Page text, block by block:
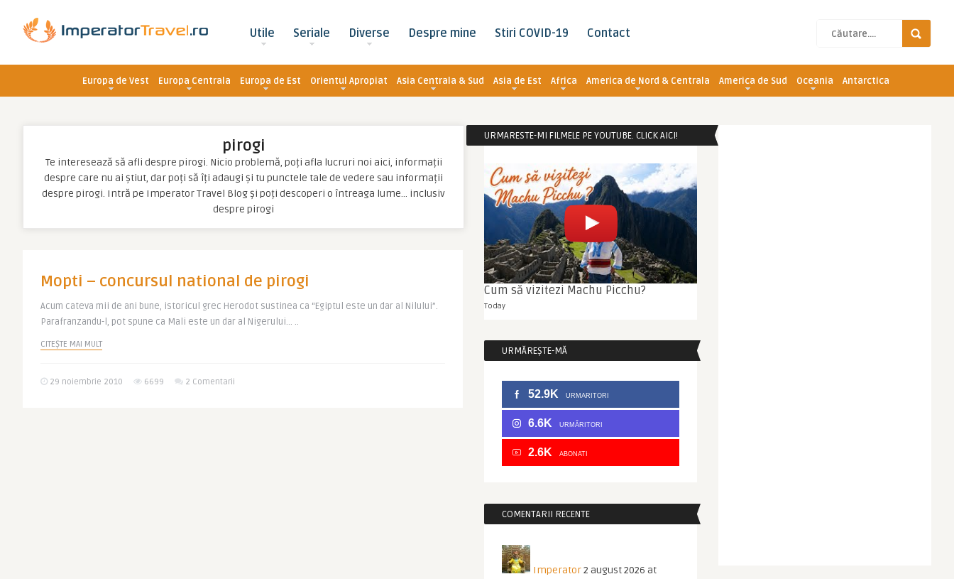
Utile Seriale Diverse Despre mine Stiri COVID-19 Contact
Europa de Vest Europa Centrala Europa de Est Orientul Apropiat Asia Centrala & Sud Asia de Est Africa America de Nord & Centrala America de Sud Oceania Antarctica
pirogi
Te interesează să afli despre pirogi. Nicio problemă, poți afla lucruri noi aici, informații
despre care nu ai știut, dar poți să îți adaugi și tu punctele tale de vedere sau informații
despre pirogi. Intră pe Imperator Travel Blog și poți descoperi o întreaga lume… inclusiv
despre pirogi
Mopti – concursul national de pirogi
Acum cateva mii de ani bune, istoricul grec Herodot sustinea ca “Egiptul este un dar al Nilului”.
Parafranzandu-l, pot spune ca Mali este un dar al Nigerului… ..
CITEȘTE MAI MULT
29 noiembrie 2010 6699 2 Comentarii
URMARESTE-MI FILMELE PE YOUTUBE. CLICK AICI!
Cum să vizitezi Machu Picchu?
Today
URMĂREȘTE-MĂ
52.9K URMARITORI
6.6K URMĂRITORI
2.6K ABONATI
COMENTARII RECENTE
Imperator2 august 2026 at